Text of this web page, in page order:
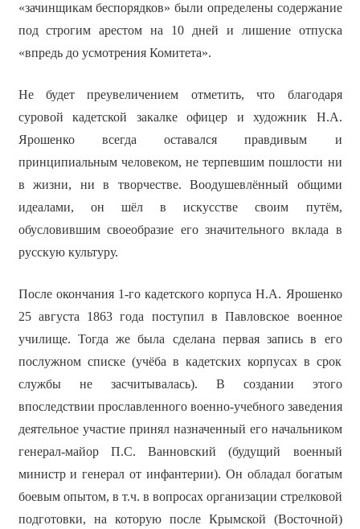
«зачинщикам беспорядков» были определены содержание
под строгим арестом на 10 дней и лишение отпуска
«впредь до усмотрения Комитета».
Не будет преувеличением отметить, что благодаря
суровой кадетской закалке офицер и художник Н.А.
Ярошенко всегда оставался правдивым и
принципиальным человеком, не терпевшим пошлости ни
в жизни, ни в творчестве. Воодушевлённый общими
идеалами, он шёл в искусстве своим путём,
обусловившим своеобразие его значительного вклада в
русскую культуру.
После окончания 1-го кадетского корпуса Н.А. Ярошенко
25 августа 1863 года поступил в Павловское военное
училище. Тогда же была сделана первая запись в его
послужном списке (учёба в кадетских корпусах в срок
службы не засчитывалась). В создании этого
впоследствии прославленного военно-учебного заведения
деятельное участие принял назначенный его начальником
генерал-майор П.С. Ванновский (будущий военный
министр и генерал от инфантерии). Он обладал богатым
боевым опытом, в т.ч. в вопросах организации стрелковой
подготовки, на которую после Крымской (Восточной)